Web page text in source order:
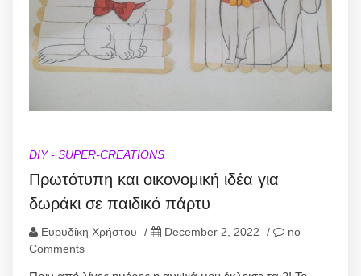
DIY - SUPER-CREATIONS
Πρωτότυπη και οικονομική ιδέα για
δωράκι σε παιδικό πάρτυ
Ευρυδίκη Χρήστου / December 2, 2022 /
no
Comments